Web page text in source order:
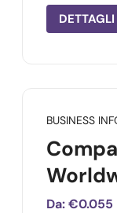
DETTAGLI
BUSINESS
Da:€0.055